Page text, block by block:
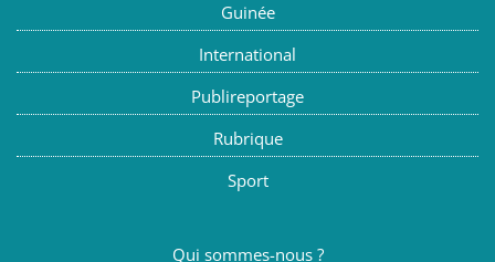
Guinée
International
Publireportage
Rubrique
Sport
Qui sommes-nous ?